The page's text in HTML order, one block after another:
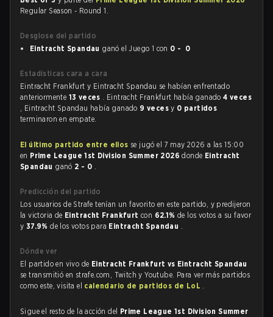
Regular Season - Round 1.
Desglose del partido
Eintracht Spandau ganó el Juego 1 con 0 - 0
Estadísticas cara a cara
Eintracht Frankfurt y Eintracht Spandau se habían enfrentado
anteriormente 13 veces . Eintracht Frankfurt había ganado4 veces
, Eintracht Spandau había ganado 9 vecesy 0 partidos
terminaron en empate.
El último partido entre ellos se jugó el 7 may 2026 a las 15:00
en Prime League 1st Division Summer 2026donde Eintracht
Spandau ganó 2 - 0 .
Predicción del partido
Los usuarios de Strafe tenían un favorito en este partido, y predijeron
la victoria de Eintracht Frankfurtcon 62.1%de los votos a su favor
y 37.9%de los votos para Eintracht Spandau .
Dónde ver
El partido en vivo de Eintracht Frankfurt vs Eintracht Spandau
se transmitió en strafe.com, Twitch y Youtube. Para ver más partidos
como este, visita el calendario de partidos de LoL .
Sigue el resto de la acción del Prime League 1st Division Summer